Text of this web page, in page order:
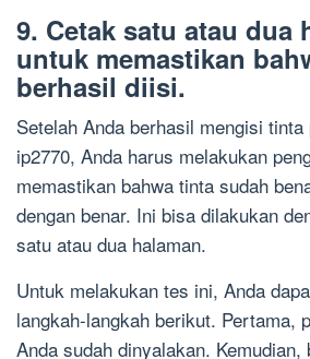
9. Cetak satu atau dua
untuk memastikan
berhasil diisi.
Setelah Anda berhasil mengisi
ip2770, Anda harus melakukan
memastikan bahwa tinta sudah
dengan benar. Ini bisa dilakukan
satu atau dua halaman.
Untuk melakukan tes ini, Anda
langkah-langkah berikut. Pertama,
Anda sudah dinyalakan.